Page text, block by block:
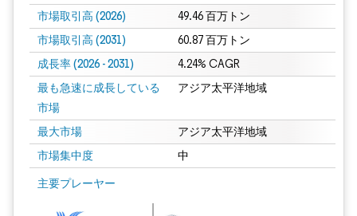
市場取引高 (2026) 49.46 百万トン
市場取引高 (2031) 60.87 百万トン
成長率 (2026 - 2031) 4.24% CAGR
最も急速に成長している
市場
アジア太平洋地域
最大市場 アジア太平洋地域
市場集中度 中
主要プレーヤー
画像 © Mordor Intelligence。再利用にはCC BY 4.0の表示が必要です。